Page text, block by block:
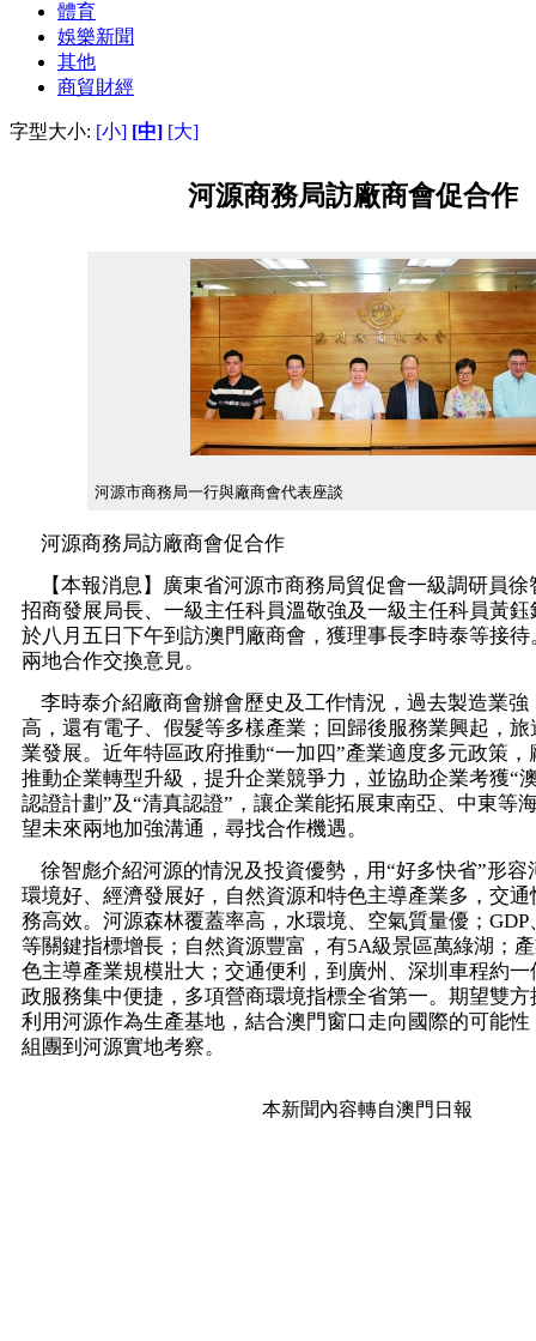
體育
娛樂新聞
其他
商貿財經
字型大小: [小] [中] [大]
河源商務局訪廠商會促合作
河源市商務局一行與廠商會代表座談
河源商務局訪廠商會促合作
【本報消息】廣東省河源市商務局貿促會一級調研員徐
招商發展局長、一級主任科員溫敬強及一級主任科員黃
於八月五日下午到訪澳門廠商會，獲理事長李時泰等接
兩地合作交換意見。
李時泰介紹廠商會辦會歷史及工作情況，過去製造業強
高，還有電子、假髮等多樣產業；回歸後服務業興起，
業發展。近年特區政府推動“一加四”產業適度多元政策，
推動企業轉型升級，提升企業競爭力，並協助企業考獲“
認證計劃”及“清真認證”，讓企業能拓展東南亞、中東等
望未來兩地加強溝通，尋找合作機遇。
徐智彪介紹河源的情況及投資優勢，用“好多快省”形容
環境好、經濟發展好，自然資源和特色主導產業多，交
務高效。河源森林覆蓋率高，水環境、空氣質量優；
等關鍵指標增長；自然資源豐富，有5A級景區萬綠湖；
色主導產業規模壯大；交通便利，到廣州、深圳車程約
政服務集中便捷，多項營商環境指標全省第一。期望雙
利用河源作為生產基地，結合澳門窗口走向國際的可能
組團到河源實地考察。
本新聞內容轉自澳門日報